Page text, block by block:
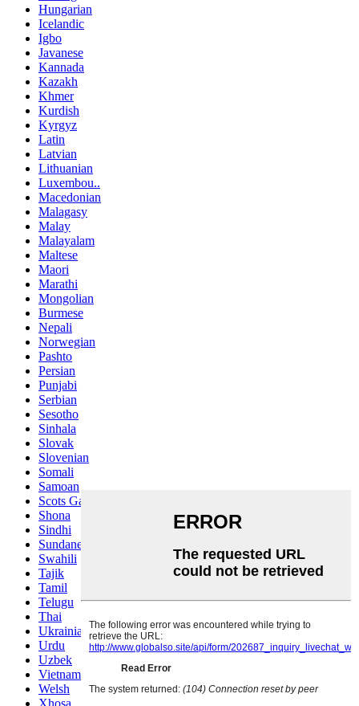
Hungarian
Icelandic
Igbo
Javanese
Kannada
Kazakh
Khmer
Kurdish
Kyrgyz
Latin
Latvian
Lithuanian
Luxembou..
Macedonian
Malagasy
Malay
Malayalam
Maltese
Maori
Marathi
Mongolian
Burmese
Nepali
Norwegian
Pashto
Persian
Punjabi
Serbian
Sesotho
Sinhala
Slovak
Slovenian
Somali
Samoan
Scots Gaelic
Shona
Sindhi
Sundanese
Swahili
Tajik
Tamil
Telugu
Thai
Ukrainian
Urdu
Uzbek
Vietnamese
Welsh